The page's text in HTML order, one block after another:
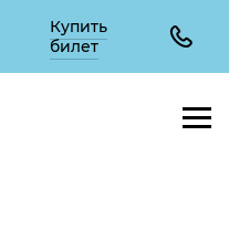
Купить
билет